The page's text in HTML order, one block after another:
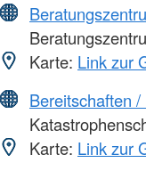
Karte: Link zur
Bereitschaften
Karte: Link zur